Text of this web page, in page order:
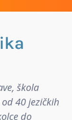
škola
40 jezičkih
do